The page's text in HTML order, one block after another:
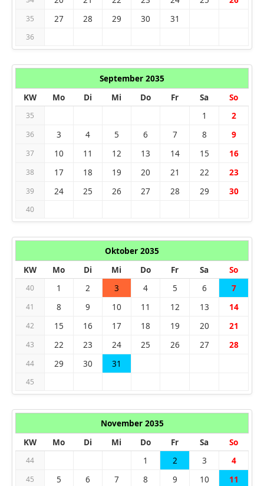
35 27 28 29 30 31
36
September 2035
KW
Mo Di Mi Do Fr Sa So
35 1 2
36 3 4 5 6 7 8 9
37 10 11 12 13 14 15 16
38 17 18 19 20 21 22 23
39 24 25 26 27 28 29 30
40
Oktober 2035
KW
Mo Di Mi Do Fr Sa So
40 1 2 3 4 5 6 7
41 8 9 10 11 12 13 14
42 15 16 17 18 19 20 21
43 22 23 24 25 26 27 28
44 29 30 31
45
November 2035
KW
Mo Di Mi Do Fr Sa So
44 1 2 3 4
45 5 6 7 8 9 10 11